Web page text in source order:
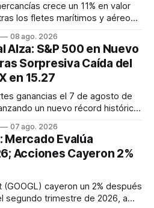
crece un 11% en valor
los fletes marítimos y aéreos
congestión. La financiación del
un 90% del crédito, se digitaliza
08 ago. 2026
Alza: S&P 500 en Nuevo
Sorpresiva Caída del
en 15.27
ganancias el 7 de agosto de
un nuevo récord histórico
escaló 1.3% a 26,690.62.
de empleo de julio
07 ago. 2026
Mercado Evalúa
Acciones Cayeron 2%
cayeron un 2% después
segundo trimestre de 2026, a